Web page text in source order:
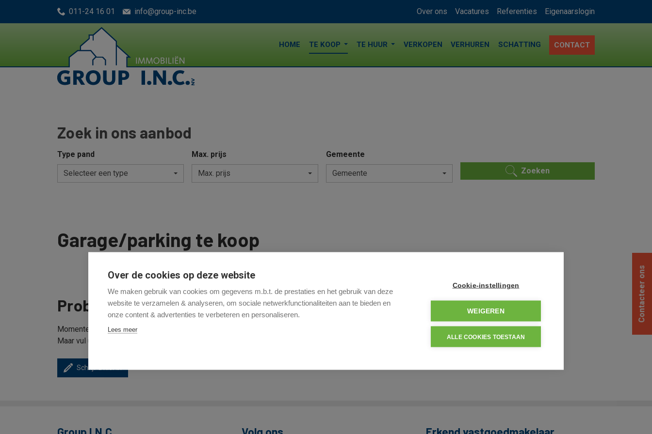
Menu overslaan en naar de inhoud gaan
011-24 16 01 info@group-inc.be Over ons Vacatures Referenties Eigenaarslogin
HOME TE KOOP TE HUUR VERKOPEN VERHUREN SCHATTING CONTACT
Zoek in ons aanbod
Type pand
Selecteer een type
Max. prijs
Max. prijs
Gemeente
Gemeente Zoeken
Garage/parking te koop
Probeer opnieuwofschrijf u in
Momenteel hebben wij geen aanbod dat aan uw zoekcriteria voldoet.
Maar vul uw zoekprofiel in en wij houden u op de hoogte van ons nieuwste aanbod dat aan uw zoekcriteria voldoet!
Schrijf u hier in
Contacteer ons
Over de cookies op deze website
We maken gebruik van cookies om gegevens m.b.t. de prestaties en het gebruik van deze
website te verzamelen & analyseren, om sociale netwerkfunctionaliteiten aan te bieden en
onze content & advertenties te verbeteren en personaliseren.
Lees meer
Cookie-instellingen
WEIGEREN
ALLE COOKIES TOESTAAN